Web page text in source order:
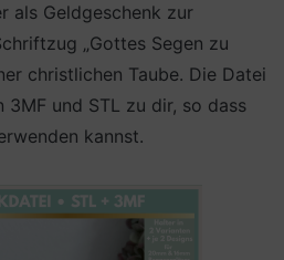
als Geldgeschenk zur
„Gottes Segen zu
christlichen Taube. Die Datei
3MF und STL zu dir, so dass
kannst.